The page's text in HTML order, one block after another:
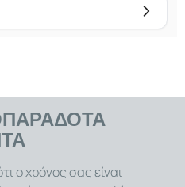
ματιών. Κατασκευασμένη
και με
Άνετη Ανάγνωση: Η λάμπα
μεταξύ θερμού και
σας να προσαρμόσετε την
φωτός στις ανάγκες σας.
των ματιών, ειδικά
χρήσης του υπολογιστή ή
ο χρόνος σας είναι